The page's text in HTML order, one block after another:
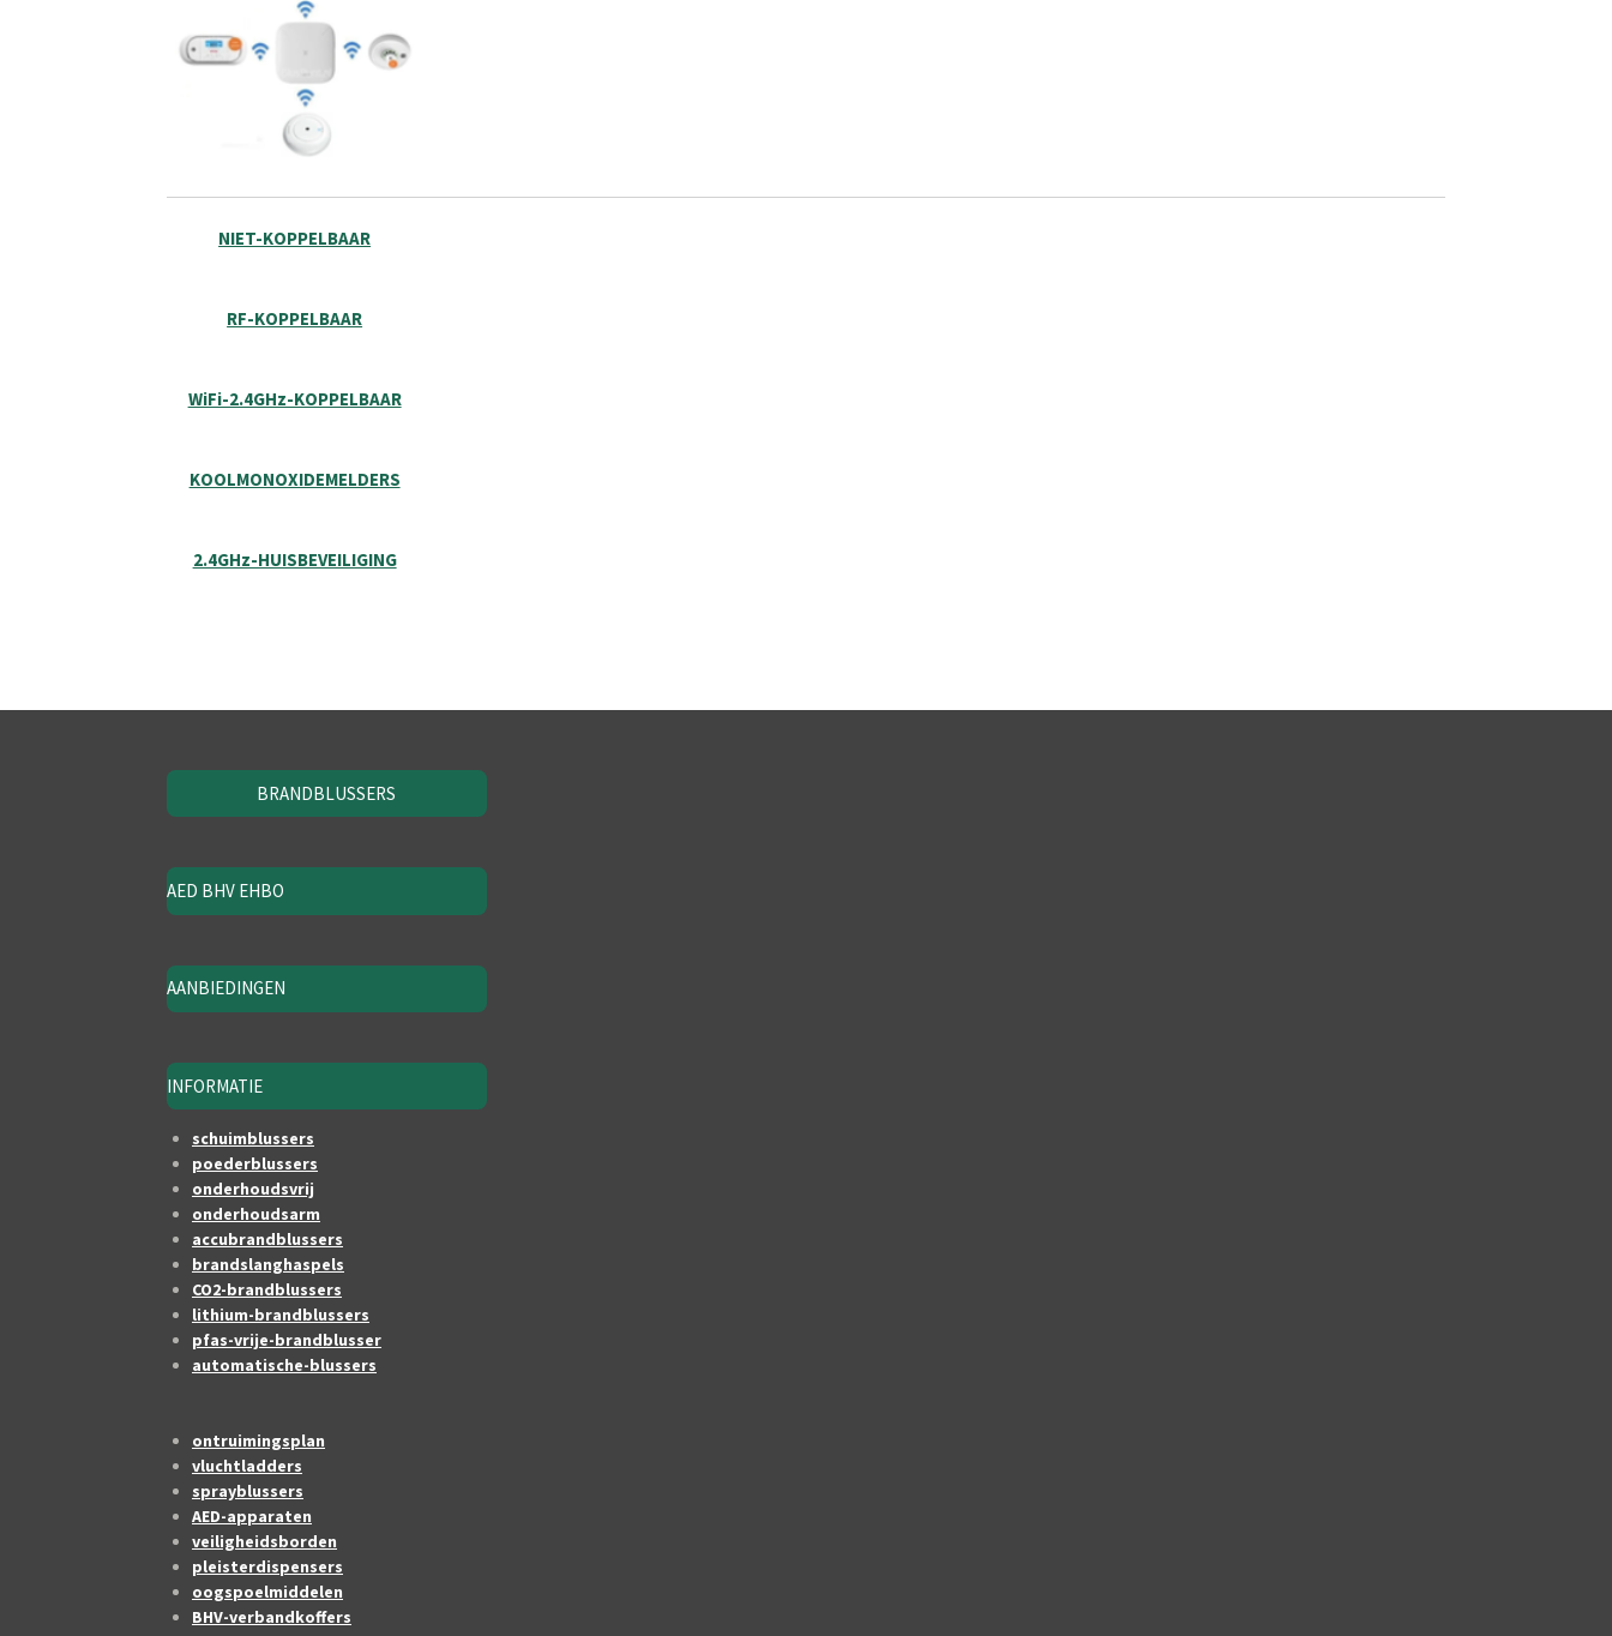
NIET-KOPPELBAAR
RF-KOPPELBAAR
WiFi-2.4GHz-KOPPELBAAR
KOOLMONOXIDEMELDERS
2.4GHz-HUISBEVEILIGING
BRANDBLUSSERS
AED BHV EHBO
AANBIEDINGEN
INFORMATIE
schuimblussers
poederblussers
onderhoudsvrij
onderhoudsarm
accubrandblussers
brandslanghaspels
CO2-brandblussers
lithium-brandblussers
pfas-vrije-brandblusser
automatische-blussers
ontruimingsplan
vluchtladders
sprayblussers
AED-apparaten
veiligheidsborden
pleisterdispensers
oogspoelmiddelen
BHV-verbandkoffers